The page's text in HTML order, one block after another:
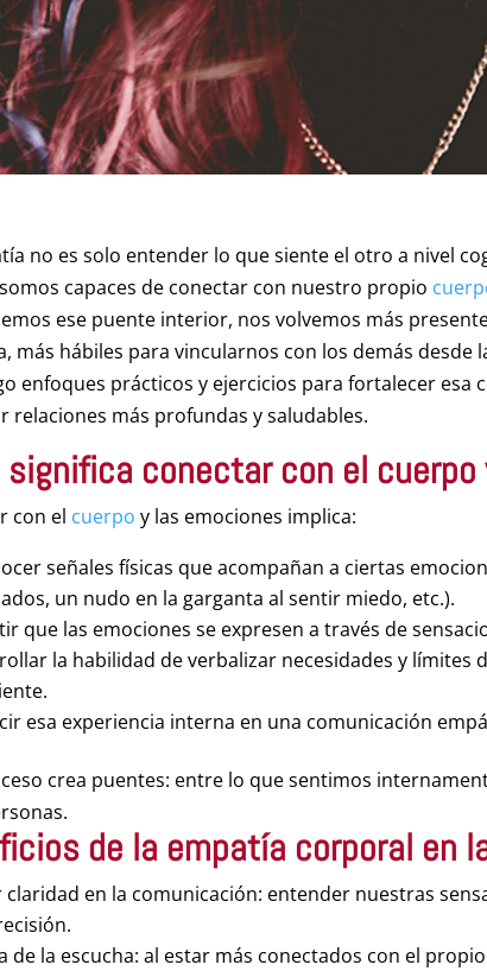
no es solo entender lo que siente el otro a nivel
capaces de conectar con nuestro propio
ese puente interior, nos volvemos más
más hábiles para vincularnos con los demás desde
enfoques prácticos y ejercicios para fortalecer esa
relaciones más profundas y saludables.
significa conectar con el cuerpo
con el cuerpo y las emociones implica:
señales físicas que acompañan a ciertas
un nudo en la garganta al sentir miedo, etc.).
que las emociones se expresen a través de
la habilidad de verbalizar necesidades y límites
esa experiencia interna en una comunicación
crea puentes: entre lo que sentimos
de la empatía corporal en
claridad en la comunicación: entender nuestras
de la escucha: al estar más conectados con el propio